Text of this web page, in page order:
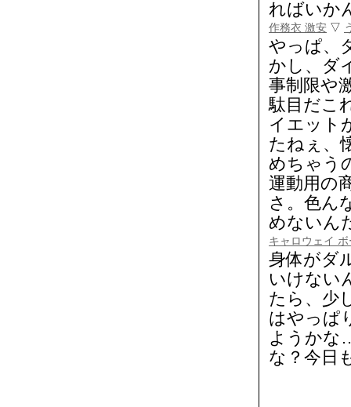
ればいか
作務衣 激安 ▽
やっぱ、
かし、ダ
事制限や
駄目だこ
イエット
たねぇ、
めちゃう
運動用の
さ。色ん
めないん
キャロウェイ
身体がダ
いけない
たら、少
はやっぱ
ようかな
な？今日